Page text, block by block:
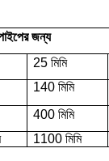
জন্য
25 মিমি
140 মিমি
400 মিমি
1100 মিমি